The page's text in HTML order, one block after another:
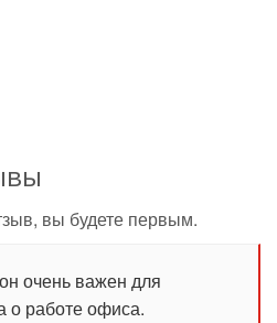
вы будете первым.
очень важен для
о работе офиса.